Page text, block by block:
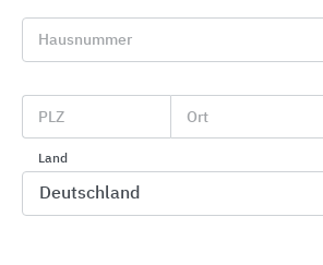
SAKRET-Trockenbaustoffe Europa
Hausnummer
PLZ Ort
Land